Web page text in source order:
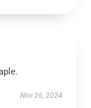
Nov 26, 2024